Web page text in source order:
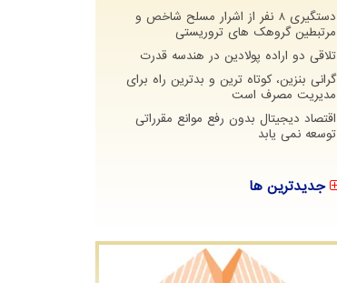
دستگیری 8 نفر از اشرار مسلح شاخص و
مرتبطین گروهک های تروریستی
تلاقی دو اراده پولادین در هندسه قدرت
گرانی بنزین، کوتاه ترین و بدترین راه برای
مدیریت مصرف است
اقتصاد دیجیتال بدون رفع موانع مقرراتی
توسعه نمی یابد
جدیدترین ها